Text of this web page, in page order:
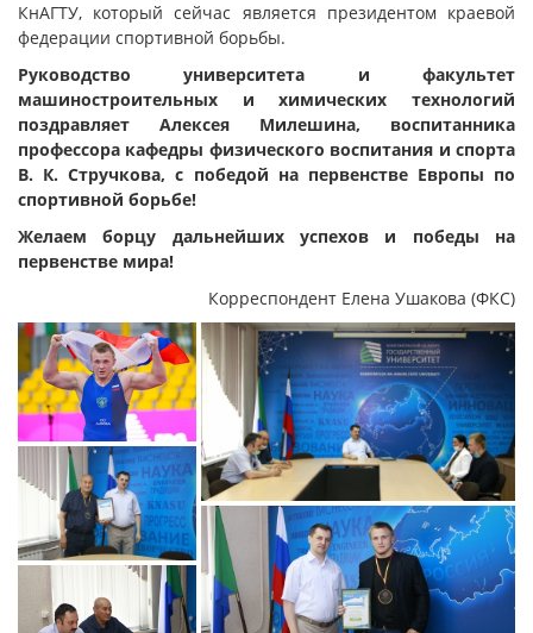
КнАГТУ, который сейчас является президентом краевой
федерации спортивной борьбы.
Руководство университета и
факультет
машиностроительных и химических технологий
поздравляет Алексея Милешина, воспитанника
профессора кафедры физического воспитания и спорта
В. К. Стручкова, с победой на первенстве Европы по
спортивной борьбе!
Желаем борцу дальнейших успехов и победы на
первенстве мира!
Корреспондент Елена Ушакова (ФКС)